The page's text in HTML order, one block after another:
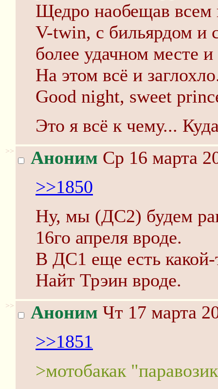
Щедро наобещав всем
V-twin, с бильярдом и
более удачном месте
На этом всё и
Good night, sweet
Это я всё к чему...
>> Аноним Ср 16 марта
>>1850
Ну, мы (ДС2) будем
16го апреля вроде.
В ДС1 еще есть какой-
Найт Трэин вроде.
>> Аноним Чт 17 марта
>>1851
>мотобакак